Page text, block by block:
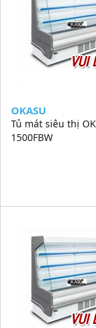
VUI
OKASU
Tủ mát siêu thị
1500FBW
VUI